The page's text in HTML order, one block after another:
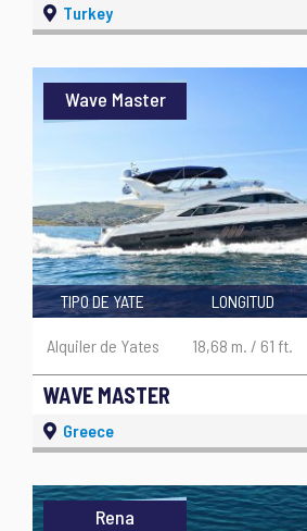
Turkey
Wave Master
WAVE MASTER
TIPO DE YATE
Alquiler de Yates
LONGITUD
18,68 m. / 61 ft.
Greece
Rena